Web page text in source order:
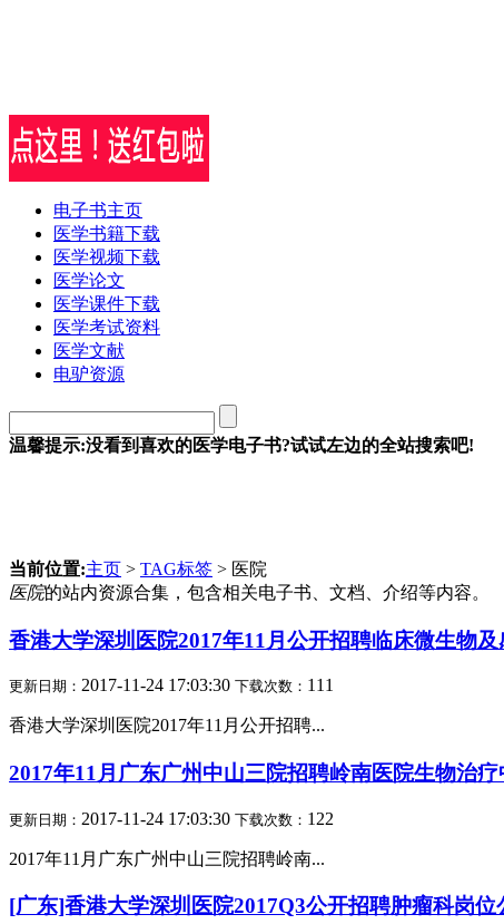
电子书主页
医学书籍下载
医学视频下载
医学论文
医学课件下载
医学考试资料
医学文献
电驴资源
温馨提示:没看到喜欢的医学电子书?试试左边的全站搜索吧!
当前位置:主页 > TAG标签 > 医院
医院的站内资源合集，包含相关电子书、文档、介绍等内容。
香港大学深圳医院2017年11月公开招聘临床微生物
更新日期： 2017-11-24 17:03:30 下载次数： 111
香港大学深圳医院2017年11月公开招聘...
2017年11月广东广州中山三院招聘岭南医院生物治
更新日期： 2017-11-24 17:03:30 下载次数： 122
2017年11月广东广州中山三院招聘岭南...
[广东]香港大学深圳医院2017Q3公开招聘肿瘤科岗位